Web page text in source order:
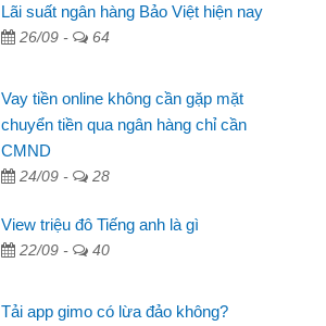
Lãi suất ngân hàng Bảo Việt hiện nay
26/09 - 64
Vay tiền online không cần gặp mặt
chuyển tiền qua ngân hàng chỉ cần
CMND
24/09 - 28
View triệu đô Tiếng anh là gì
22/09 - 40
Tải app gimo có lừa đảo không?